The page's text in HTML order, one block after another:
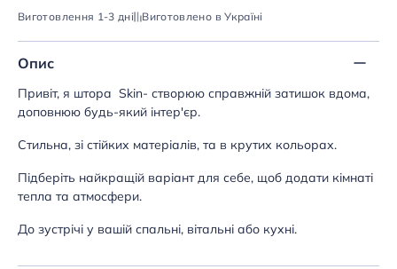
Виготовлення 1-3 дні Виготовлено в Україні
Опис
Привіт, я штора Skin- створюю справжній затишок вдома,
доповнюю будь-який інтер'єр.
Стильна, зі стійких матеріалів, та в крутих кольорах.
Підберіть найкращій варіант для себе, щоб додати кімнаті
тепла та атмосфери.
До зустрічі у вашій спальні, вітальні або кухні.